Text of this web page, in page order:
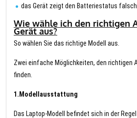
das Gerät zeigt den Batteriestatus
Wie wähle ich den richtigen
Gerät aus?
So wählen Sie das richtige Modell aus.
Zwei einfache Möglichkeiten, den richtigen
finden.
1.Modellausstattung
Das Laptop-Modell befindet sich in der